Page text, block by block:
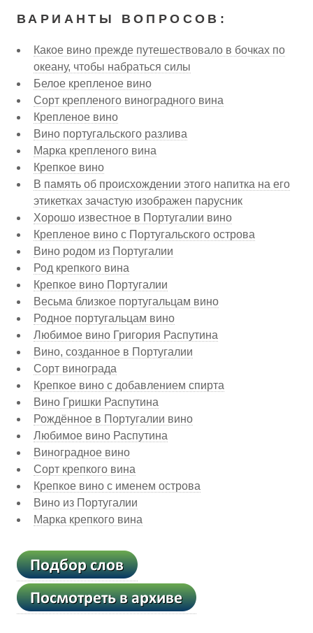
ВАРИАНТЫ ВОПРОСОВ:
Какое вино прежде путешествовало в бочках по
океану, чтобы набраться силы
Белое крепленое вино
Сорт крепленого виноградного вина
Крепленое вино
Вино португальского разлива
Марка крепленого вина
Крепкое вино
В память об происхождении этого напитка на его
этикетках зачастую изображен парусник
Хорошо известное в Португалии вино
Крепленое вино с Португальского острова
Вино родом из Португалии
Род крепкого вина
Крепкое вино Португалии
Весьма близкое португальцам вино
Родное португальцам вино
Любимое вино Григория Распутина
Вино, созданное в Португалии
Сорт винограда
Крепкое вино с добавлением спирта
Вино Гришки Распутина
Рождённое в Португалии вино
Любимое вино Распутина
Виноградное вино
Сорт крепкого вина
Крепкое вино с именем острова
Вино из Португалии
Марка крепкого вина